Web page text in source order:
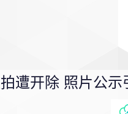
遭开除 照片公